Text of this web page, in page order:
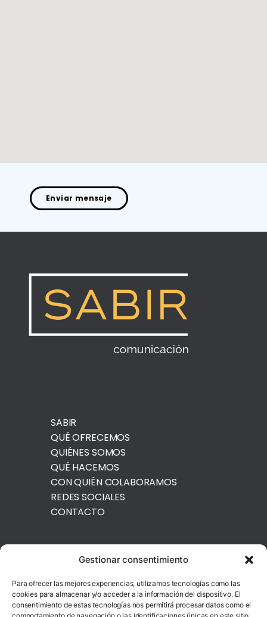
Gestionar consentimiento
Para ofrecer las mejores experiencias, utilizamos tecnologías como las
cookies para almacenar y/o acceder a la información del dispositivo. El
consentimiento de estas tecnologías nos permitirá procesar datos como el
Enviar mensaje
SABIR
QUÉ OFRECEMOS
QUIÉNES SOMOS
QUÉ HACEMOS
CON QUIÉN COLABORAMOS
REDES SOCIALES
CONTACTO
¿HABLAMOS?
687 28 80 62